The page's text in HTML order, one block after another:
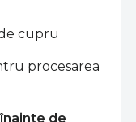
cupru
procesarea
de